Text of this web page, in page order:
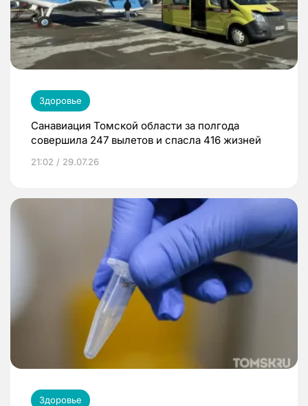
Здоровье
Санавиация Томской области за полгода
совершила 247 вылетов и спасла 416 жизней
21:02 / 29.07.26
Здоровье